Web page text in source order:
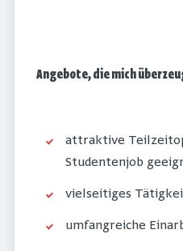
Angebote, die mich
attraktive
Studentenjob
vielseitiges
umfangreiche